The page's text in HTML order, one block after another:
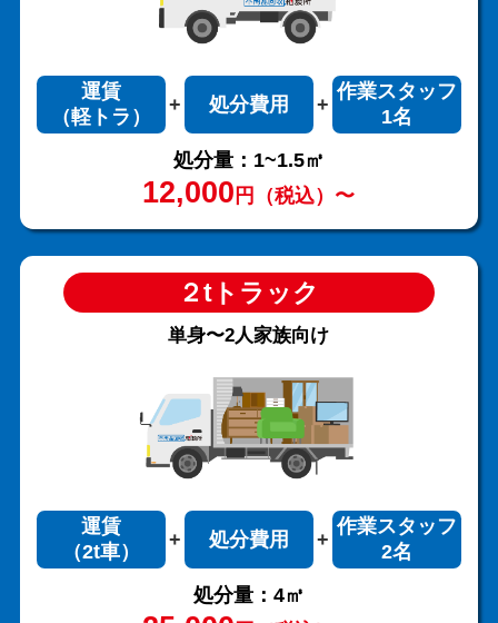
運賃
（軽トラ）
処分費用
作業スタッフ
1名
処分量：1~1.5㎥
12,000 円（税込）〜
２tトラック
単身〜2人家族向け
運賃
（2t車）
処分費用
作業スタッフ
2名
処分量：4㎥